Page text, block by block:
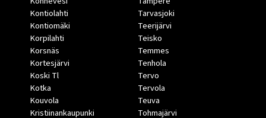
Kontiolahti
Kontiomäki
Korpilahti
Korsnäs
Kortesjärvi
Koski Tl
Kotka
Kouvola
Kristiinankaupunki
Tarvasjoki
Teerijärvi
Teisko
Temmes
Tenhola
Tervo
Tervola
Teuva
Tohmajärvi